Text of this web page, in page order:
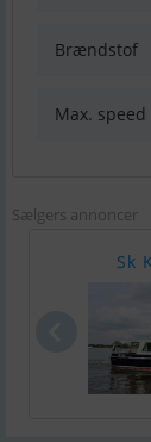
Brændstof
Max. speed
Sælgers annoncer
Sk